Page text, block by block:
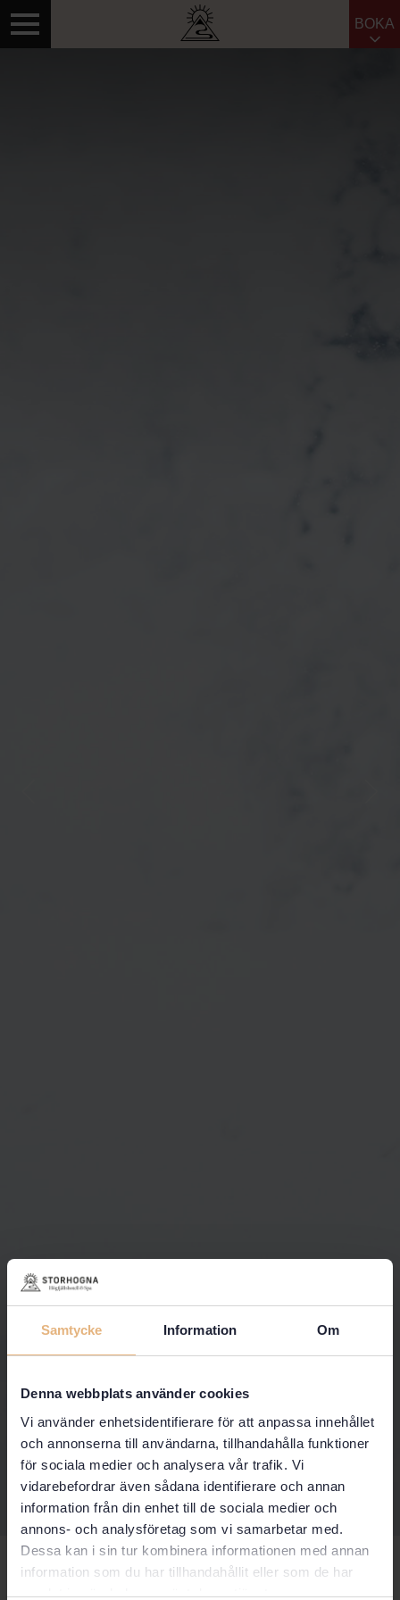
Samtycke Information Om
Denna webbplats använder cookies
Vi använder enhetsidentifierare för att anpassa innehållet
och annonserna till användarna, tillhandahålla funktioner
för sociala medier och analysera vår trafik. Vi
vidarebefordrar även sådana identifierare och annan
information från din enhet till de sociala medier och
annons- och analysföretag som vi samarbetar med.
Dessa kan i sin tur kombinera informationen med annan
information som du har tillhandahållit eller som de har
samlat in när du har använt deras tjänster.
BOKA
Sök efter:
Fira en snövit Jul i fjällen